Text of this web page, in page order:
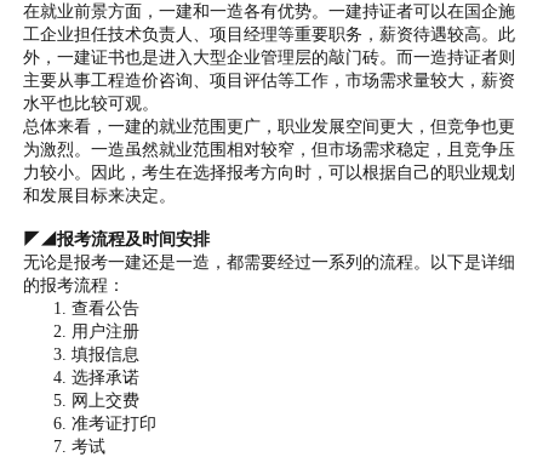
在就业前景方面，一建和一造各有优势。一建持证者可以在国企施
工企业担任技术负责人、项目经理等重要职务，薪资待遇较高。此
外，一建证书也是进入大型企业管理层的敲门砖。而一造持证者则
主要从事工程造价咨询、项目评估等工作，市场需求量较大，薪资
水平也比较可观。
总体来看，一建的就业范围更广，职业发展空间更大，但竞争也更
为激烈。一造虽然就业范围相对较窄，但市场需求稳定，且竞争压
力较小。因此，考生在选择报考方向时，可以根据自己的职业规划
和发展目标来决定。
◤◢报考流程及时间安排
无论是报考一建还是一造，都需要经过一系列的流程。以下是详细
的报考流程：
查看公告
用户注册
填报信息
选择承诺
网上交费
准考证打印
考试